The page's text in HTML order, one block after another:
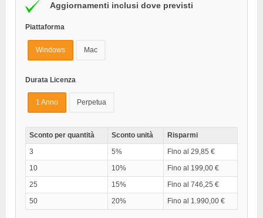
Aggiornamenti inclusi dove previsti
Piattaforma
Windows Mac
Durata Licenza
1 Anno Perpetua
Sconto per quantità Sconto unità
Risparmi
3
5%
Fino al 29,85 €
10
10%
Fino al 199,00 €
25
15%
Fino al 746,25 €
50
20% Fino al 1.990,00 €